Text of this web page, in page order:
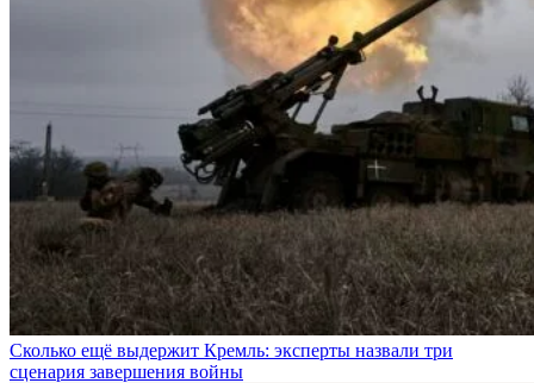
Сколько ещё выдержит Кремль: эксперты назвали три
сценария завершения войны